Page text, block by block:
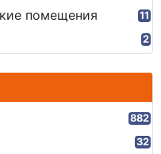
помещения 11
2
882
32